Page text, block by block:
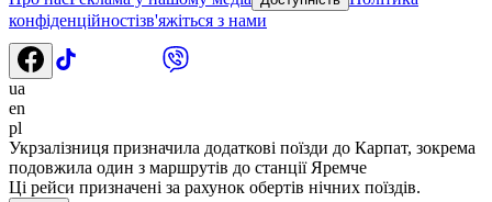
конфіденційностізв'яжіться з нами
ua
en
pl
Укрзалізниця призначила додаткові поїзди до Карпат, зокрема
подовжила один з маршрутів до станції Яремче
Ці рейси призначені за рахунок обертів нічних поїздів.